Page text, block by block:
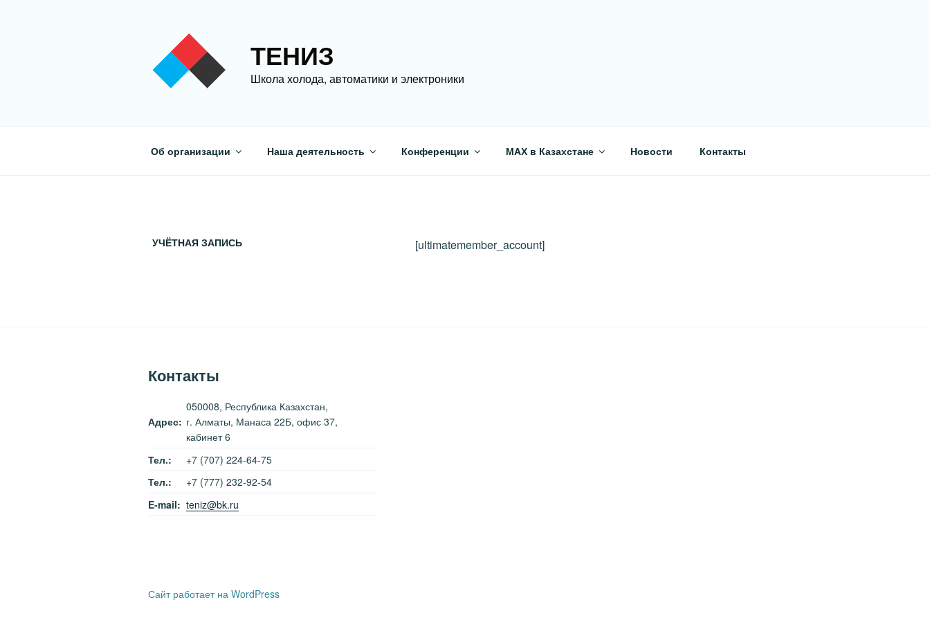
ТЕНИЗ
Школа холода, автоматики и электроники
Об организации Наша деятельность Конференции МАХ в Казахстане Новости Контакты
УЧЁТНАЯ ЗАПИСЬ [ultimatemember_account]
Контакты
Адрес:
050008, Республика Казахстан,
г. Алматы, Манаса 22Б, офис 37,
кабинет 6
Тел.:
+7 (707) 224-64-75
Тел.:
+7 (777) 232-92-54
E-mail: teniz@bk.ru
Сайт работает на WordPress